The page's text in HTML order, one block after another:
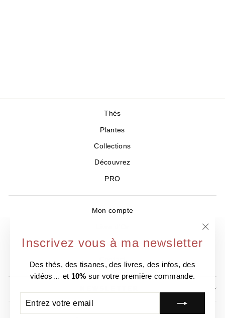
Inscrivez vous à ma newsletter
Des thés, des tisanes, des livres, des infos, des
vidéos… et 10% sur votre première commande.
VOTRE
EMAIL
Thés
Plantes
Collections
Découvrez
PRO
Mon compte
Où nous trouver ?